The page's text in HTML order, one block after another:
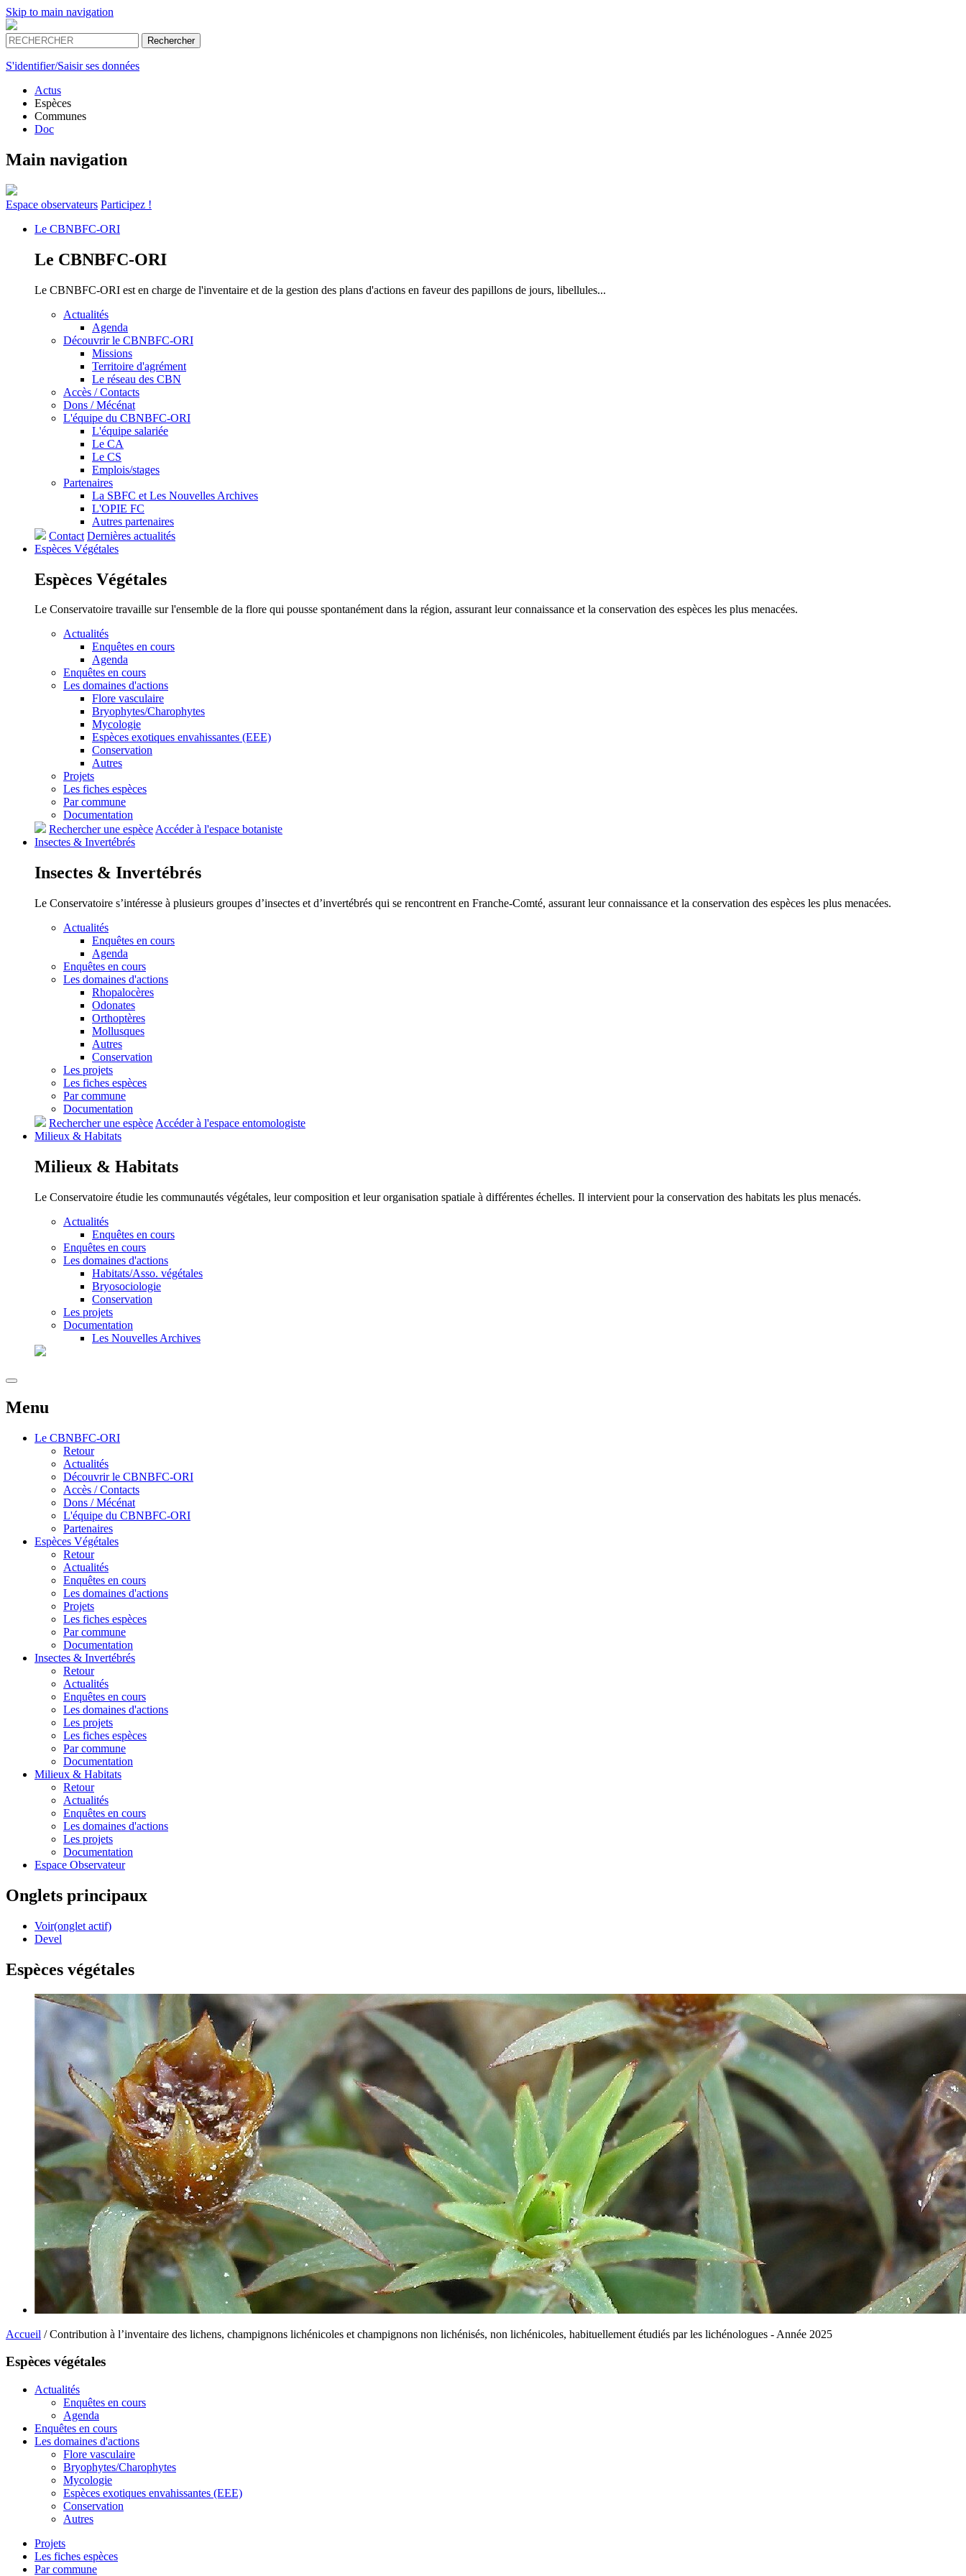
Skip to main navigation
S'identifier/Saisir ses données
Actus
Espèces
Communes
Doc
Main navigation
Espace observateurs Participez !
Le CBNBFC-ORI
Le CBNBFC-ORI
Le CBNBFC-ORI est en charge de l'inventaire et de la gestion des plans d'actions en faveur des papillons de jours, libellules...
Actualités
Agenda
Découvrir le CBNBFC-ORI
Missions
Territoire d'agrément
Le réseau des CBN
Accès / Contacts
Dons / Mécénat
L'équipe du CBNBFC-ORI
L'équipe salariée
Le CA
Le CS
Emplois/stages
Partenaires
La SBFC et Les Nouvelles Archives
L'OPIE FC
Autres partenaires
Contact Dernières actualités
Espèces Végétales
Espèces Végétales
Le Conservatoire travaille sur l'ensemble de la flore qui pousse spontanément dans la région, assurant leur connaissance et la conservation des espèces les plus menacées.
Actualités
Enquêtes en cours
Agenda
Enquêtes en cours
Les domaines d'actions
Flore vasculaire
Bryophytes/Charophytes
Mycologie
Espèces exotiques envahissantes (EEE)
Conservation
Autres
Projets
Les fiches espèces
Par commune
Documentation
Rechercher une espèceAccéder à l'espace botaniste
Insectes & Invertébrés
Insectes & Invertébrés
Le Conservatoire s’intéresse à plusieurs groupes d’insectes et d’invertébrés qui se rencontrent en Franche-Comté, assurant leur connaissance et la conservation des espèces les plus menacées.
Actualités
Enquêtes en cours
Agenda
Enquêtes en cours
Les domaines d'actions
Rhopalocères
Odonates
Orthoptères
Mollusques
Autres
Conservation
Les projets
Les fiches espèces
Par commune
Documentation
Rechercher une espèce Accéder à l'espace entomologiste
Milieux & Habitats
Milieux & Habitats
Le Conservatoire étudie les communautés végétales, leur composition et leur organisation spatiale à différentes échelles. Il intervient pour la conservation des habitats les plus menacés.
Actualités
Enquêtes en cours
Enquêtes en cours
Les domaines d'actions
Habitats/Asso. végétales
Bryosociologie
Conservation
Les projets
Documentation
Les Nouvelles Archives
Menu
Le CBNBFC-ORI
Retour
Actualités
Découvrir le CBNBFC-ORI
Accès / Contacts
Dons / Mécénat
L'équipe du CBNBFC-ORI
Partenaires
Espèces Végétales
Retour
Actualités
Enquêtes en cours
Les domaines d'actions
Projets
Les fiches espèces
Par commune
Documentation
Insectes & Invertébrés
Retour
Actualités
Enquêtes en cours
Les domaines d'actions
Les projets
Les fiches espèces
Par commune
Documentation
Milieux & Habitats
Retour
Actualités
Enquêtes en cours
Les domaines d'actions
Les projets
Documentation
Espace Observateur
Onglets principaux
Voir(onglet actif)
Devel
Espèces végétales
Accueil / Contribution à l’inventaire des lichens, champignons lichénicoles et champignons non lichénisés, non lichénicoles, habituellement étudiés par les lichénologues - Année 2025
Espèces végétales
Actualités
Enquêtes en cours
Agenda
Enquêtes en cours
Les domaines d'actions
Flore vasculaire
Bryophytes/Charophytes
Mycologie
Espèces exotiques envahissantes (EEE)
Conservation
Autres
Projets
Les fiches espèces
Par commune